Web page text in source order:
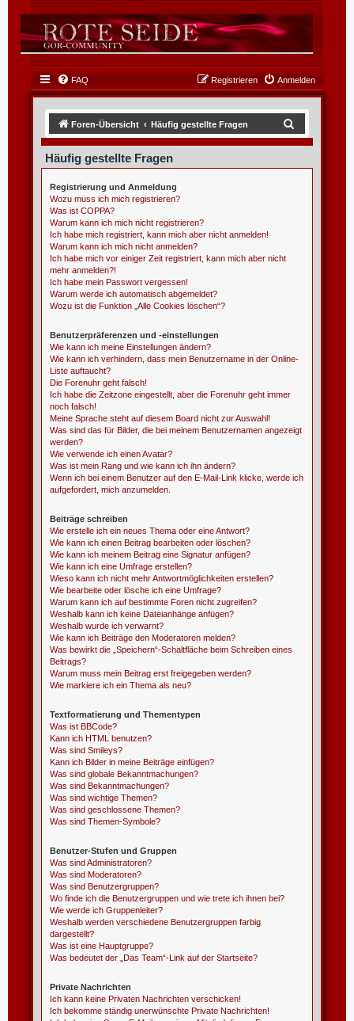
FAQ Anmelden
Registrieren
Foren-Übersicht Häufig gestellte Fragen
Häufig gestellte Fragen
Registrierung und Anmeldung
Wozu muss ich mich registrieren?
Was ist COPPA?
Warum kann ich mich nicht registrieren?
Ich habe mich registriert, kann mich aber nicht anmelden!
Warum kann ich mich nicht anmelden?
Ich habe mich vor einiger Zeit registriert, kann mich aber nicht
mehr anmelden?!
Ich habe mein Passwort vergessen!
Warum werde ich automatisch abgemeldet?
Wozu ist die Funktion „Alle Cookies löschen“?
Benutzerpräferenzen und -einstellungen
Wie kann ich meine Einstellungen ändern?
Wie kann ich verhindern, dass mein Benutzername in der Online-
Liste auftaucht?
Die Forenuhr geht falsch!
Ich habe die Zeitzone eingestellt, aber die Forenuhr geht immer
noch falsch!
Meine Sprache steht auf diesem Board nicht zur Auswahl!
Was sind das für Bilder, die bei meinem Benutzernamen angezeigt
werden?
Wie verwende ich einen Avatar?
Was ist mein Rang und wie kann ich ihn ändern?
Wenn ich bei einem Benutzer auf den E-Mail-Link klicke, werde ich
aufgefordert, mich anzumelden.
Beiträge schreiben
Wie erstelle ich ein neues Thema oder eine Antwort?
Wie kann ich einen Beitrag bearbeiten oder löschen?
Wie kann ich meinem Beitrag eine Signatur anfügen?
Wie kann ich eine Umfrage erstellen?
Wieso kann ich nicht mehr Antwortmöglichkeiten erstellen?
Wie bearbeite oder lösche ich eine Umfrage?
Warum kann ich auf bestimmte Foren nicht zugreifen?
Weshalb kann ich keine Dateianhänge anfügen?
Weshalb wurde ich verwarnt?
Wie kann ich Beiträge den Moderatoren melden?
Was bewirkt die „Speichern“-Schaltfläche beim Schreiben eines
Beitrags?
Warum muss mein Beitrag erst freigegeben werden?
Wie markiere ich ein Thema als neu?
Textformatierung und Thementypen
Was ist BBCode?
Kann ich HTML benutzen?
Was sind Smileys?
Kann ich Bilder in meine Beiträge einfügen?
Was sind globale Bekanntmachungen?
Was sind Bekanntmachungen?
Was sind wichtige Themen?
Was sind geschlossene Themen?
Was sind Themen-Symbole?
Benutzer-Stufen und Gruppen
Was sind Administratoren?
Was sind Moderatoren?
Was sind Benutzergruppen?
Wo finde ich die Benutzergruppen und wie trete ich ihnen bei?
Wie werde ich Gruppenleiter?
Weshalb werden verschiedene Benutzergruppen farbig
dargestellt?
Was ist eine Hauptgruppe?
Was bedeutet der „Das Team“-Link auf der Startseite?
Private Nachrichten
Ich kann keine Privaten Nachrichten verschicken!
Ich bekomme ständig unerwünschte Private Nachrichten!